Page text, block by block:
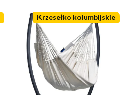
Krzesełko kolumbijskie